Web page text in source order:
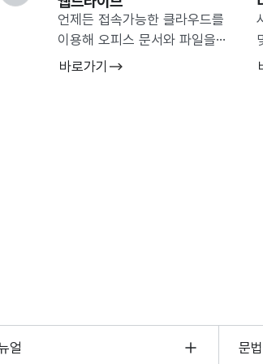
언제든 접속가능한 클라우드를
이용해 오피스 문서와 파일을
관리
바로가기
얼 문